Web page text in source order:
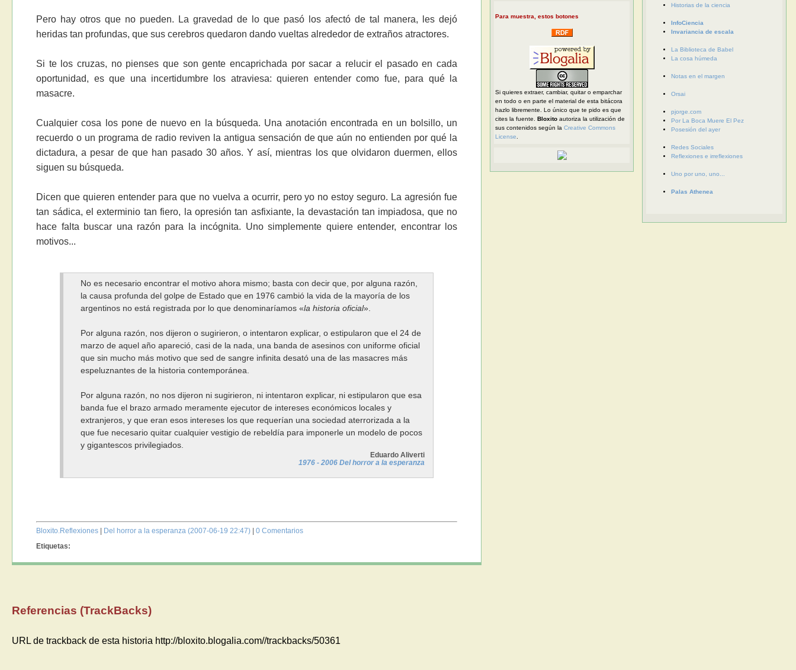
Pero hay otros que no pueden. La gravedad de lo que pasó los afectó de tal manera, les dejó
heridas tan profundas, que sus cerebros quedaron dando vueltas alrededor de extraños atractores.
Si te los cruzas, no pienses que son gente encaprichada por sacar a relucir el pasado en cada
oportunidad, es que una incertidumbre los atraviesa: quieren entender como fue, para qué la
masacre.
Cualquier cosa los pone de nuevo en la búsqueda. Una anotación encontrada en un bolsillo, un
recuerdo o un programa de radio reviven la antigua sensación de que aún no entienden por qué la
dictadura, a pesar de que han pasado 30 años. Y así, mientras los que olvidaron duermen, ellos
siguen su búsqueda.
Dicen que quieren entender para que no vuelva a ocurrir, pero yo no estoy seguro. La agresión fue
tan sádica, el exterminio tan fiero, la opresión tan asfixiante, la devastación tan impiadosa, que no
hace falta buscar una razón para la incógnita. Uno simplemente quiere entender, encontrar los
motivos...
No es necesario encontrar el motivo ahora mismo; basta con decir que, por alguna razón,
la causa profunda del golpe de Estado que en 1976 cambió la vida de la mayoría de los
argentinos no está registrada por lo que denominaríamos «la historia oficial».
Por alguna razón, nos dijeron o sugirieron, o intentaron explicar, o estipularon que el 24 de
marzo de aquel año apareció, casi de la nada, una banda de asesinos con uniforme oficial
que sin mucho más motivo que sed de sangre infinita desató una de las masacres más
espeluznantes de la historia contemporánea.
Por alguna razón, no nos dijeron ni sugirieron, ni intentaron explicar, ni estipularon que esa
banda fue el brazo armado meramente ejecutor de intereses económicos locales y
extranjeros, y que eran esos intereses los que requerían una sociedad aterrorizada a la
que fue necesario quitar cualquier vestigio de rebeldía para imponerle un modelo de pocos
y gigantescos privilegiados.
Eduardo Aliverti
1976 - 2006 Del horror a la esperanza
Bloxito.Reflexiones | Del horror a la esperanza (2007-06-19 22:47) |0 Comentarios
Etiquetas:
Referencias (TrackBacks)
URL de trackback de esta historia http://bloxito.blogalia.com//trackbacks/50361
Para muestra, estos botones
Si quieres extraer, cambiar, quitar o emparchar
en todo o en parte el material de esta bitácora
hazlo libremente. Lo único que te pido es que
cites la fuente. Bloxitoautoriza la utilización de
sus contenidos según la Creative Commons
License
Historias de la ciencia
InfoCiencia
Invariancia de escala
La Biblioteca de Babel
La cosa húmeda
Notas en el margen
Orsai
pjorge.com
Por La Boca Muere El Pez
Posesión del ayer
Redes Sociales
Reflexiones e irreflexiones
Uno por uno, uno...
Palas Athenea